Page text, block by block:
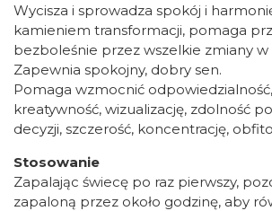
Wycisza i sprowadza spokój i
kamieniem transformacji, pomaga
bezboleśnie przez wszelkie zmiany w
Zapewnia spokojny, dobry sen.
Pomaga wzmocnić
kreatywność, wizualizację, zdolność
decyzji, szczerość, koncentrację,
Stosowanie
Zapalając świecę po raz pierwszy,
zapaloną przez około godzinę, aby